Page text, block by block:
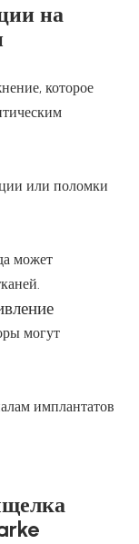
на
которое
или поломки
может
могут
имплантатов